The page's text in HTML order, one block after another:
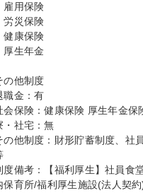
雇用保険
労災保険
健康保険
厚生年金
の他制度
職金：有
会保険：健康保険 厚生年金保
・社宅：無
の他制度：財形貯蓄制度、社
度備考：【福利厚生】社員食
保育所/福利厚生施設(法人契